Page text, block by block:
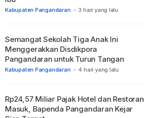
Kabupaten Pangandaran - 3 hari yang lalu
Kabupaten Pangandaran - 4 hari yang lalu
Semangat Sekolah Tiga Anak Ini
Menggerakkan Disdikpora
Pangandaran untuk Turun Tangan
Rp24,57 Miliar Pajak Hotel dan Restoran
Masuk, Bapenda Pangandaran Kejar